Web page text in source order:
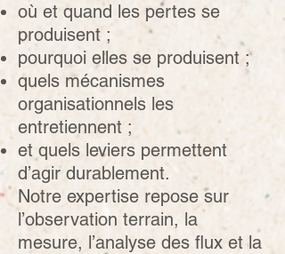
où et quand les pertes se
produisent ;
pourquoi elles se produisent ;
quels mécanismes
organisationnels les
entretiennent ;
et quels leviers permettent
d’agir durablement.
Notre expertise repose sur
l’observation terrain, la
mesure, l’analyse des flux et la